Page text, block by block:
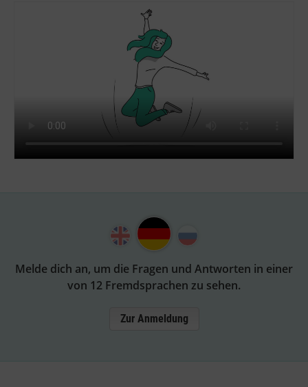
Melde dich an, um die Fragen und Antworten in einer
von 12 Fremdsprachen zu sehen.
Zur Anmeldung